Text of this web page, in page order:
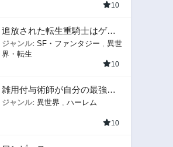
10
追放された転生重騎士はゲー
ム知識で無双する
ジャンル: SF・ファンタジー
異世
界・転生
10
雑用付与術師が自分の最強に
気付くまで
ジャンル: 異世界 ハーレム
10